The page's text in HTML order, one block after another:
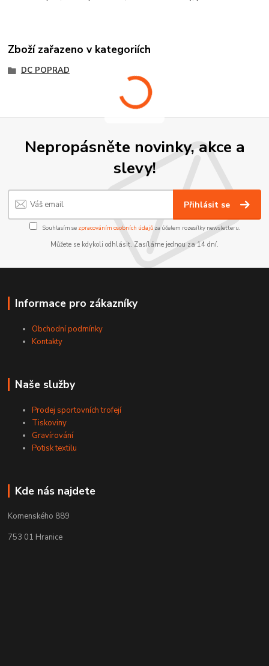
Zboží zařazeno v kategoriích
DC POPRAD
Nepropásněte novinky, akce a
slevy!
Přihlásit se
Souhlasím se zpracováním osobních údajůza účelem rozesílky newsletteru.
Můžete se kdykoli odhlásit. Zasíláme jednou za 14 dní.
Informace pro zákazníky
Obchodní podmínky
Kontakty
Naše služby
Prodej sportovních trofejí
Tiskoviny
Gravírování
Potisk textilu
Kde nás najdete
Komenského 889
753 01 Hranice